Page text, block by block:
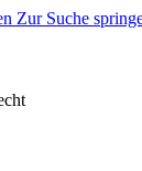
Zur Suche